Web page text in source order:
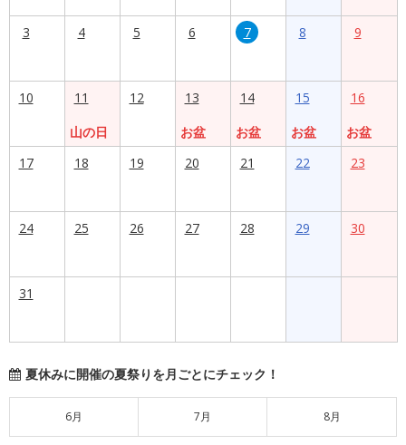
3 4 5 6 7 8 9
10
11
山の日
12
13
お盆
14
お盆
15
お盆
16
お盆
17
18 19 20 21 22 23
24 25 26 27 28 29 30
31
夏休みに開催の夏祭りを月ごとにチェック！
6月 7月 8月